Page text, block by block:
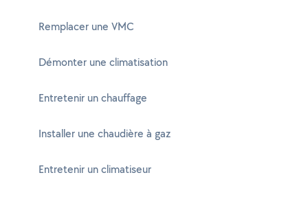
Remplacer une VMC
Démonter une climatisation
Entretenir un chauffage
Installer une chaudière à gaz
Entretenir un climatiseur